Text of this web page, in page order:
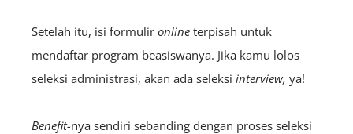
Setelah itu, isi formulir online terpisah untuk
mendaftar program beasiswanya. Jika kamu lolos
seleksi administrasi, akan ada seleksi interview, ya!
Benefit-nya sendiri sebanding dengan proses seleksi